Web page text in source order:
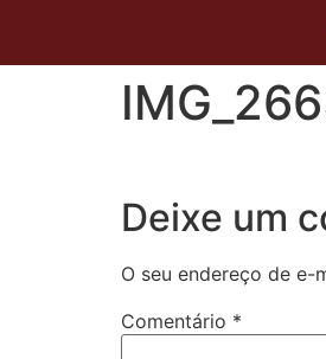
Deixe um
O seu endereço de e-
Comentário *